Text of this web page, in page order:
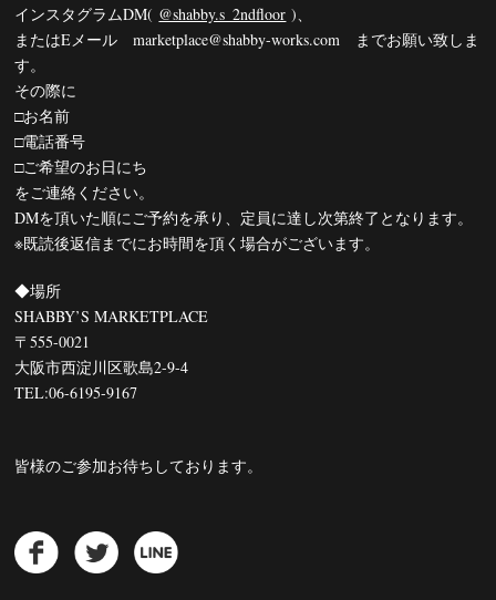
インスタグラムDM( @shabby.s_2ndfloor )、
またはEメール marketplace@shabby-works.com までお願い致しま
す。
その際に
□お名前
□電話番号
□ご希望のお日にち
をご連絡ください。
DMを頂いた順にご予約を承り、定員に達し次第終了となります。
※既読後返信までにお時間を頂く場合がございます。
◆場所
SHABBY’S MARKETPLACE
〒555-0021
大阪市西淀川区歌島2-9-4
TEL:06-6195-9167
皆様のご参加お待ちしております。